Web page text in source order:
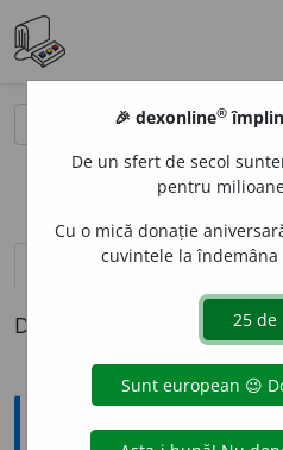
definiții (1)
Definiția cu ID-ul 1263147:
Explicative DEX
🎉 dexonline®
De un sfert de secol
pentru
Cu o mică donație
cuvintele la